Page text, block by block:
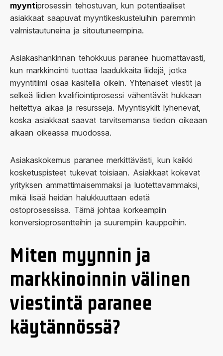
myyntiprosessin tehostuvan, kun potentiaaliset
asiakkaat saapuvat myyntikeskusteluihin paremmin
valmistautuneina ja sitoutuneempina.
Asiakashankinnan tehokkuus paranee huomattavasti,
kun markkinointi tuottaa laadukkaita liidejä, jotka
myyntitiimi osaa käsitellä oikein. Yhtenäiset viestit ja
selkeä liidien kvalifiointiprosessi vähentävät hukkaan
heitettyä aikaa ja resursseja. Myyntisyklit lyhenevät,
koska asiakkaat saavat tarvitsemansa tiedon oikeaan
aikaan oikeassa muodossa.
Asiakaskokemus paranee merkittävästi, kun kaikki
kosketuspisteet tukevat toisiaan. Asiakkaat kokevat
yrityksen ammattimaisemmaksi ja luotettavammaksi,
mikä lisää heidän halukkuuttaan edetä
ostoprosessissa. Tämä johtaa korkeampiin
konversioprosentteihin ja suurempiin kauppoihin.
Miten myynnin ja
markkinoinnin välinen
viestintä paranee
käytännössä?